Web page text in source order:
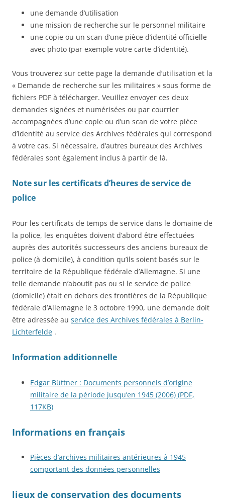
une demande d’utilisation
une mission de recherche sur le personnel militaire
une copie ou un scan d’une pièce d’identité officielle
avec photo (par exemple votre carte d’identité).
Vous trouverez sur cette page la demande d’utilisation et la
« Demande de recherche sur les militaires » sous forme de
fichiers PDF à télécharger. Veuillez envoyer ces deux
demandes signées et numérisées ou par courrier
accompagnées d’une copie ou d’un scan de votre pièce
d’identité au service des Archives fédérales qui correspond
à votre cas. Si nécessaire, d’autres bureaux des Archives
fédérales sont également inclus à partir de là.
Note sur les certificats d’heures de service de
police
Pour les certificats de temps de service dans le domaine de
la police, les enquêtes doivent d’abord être effectuées
auprès des autorités successeurs des anciens bureaux de
police (à domicile), à ​​condition qu’ils soient basés sur le
territoire de la République fédérale d’Allemagne. Si une
telle demande n’aboutit pas ou si le service de police
(domicile) était en dehors des frontières de la République
fédérale d’Allemagne le 3 octobre 1990, une demande doit
être adressée au service des Archives fédérales à Berlin-
Lichterfelde .
Information additionnelle
Edgar Büttner : Documents personnels d’origine
militaire de la période jusqu’en 1945 (2006) (PDF,
117KB)
Informations en français
Pièces d’archives militaires antérieures à 1945
comportant des données personnelles
lieux de conservation des documents